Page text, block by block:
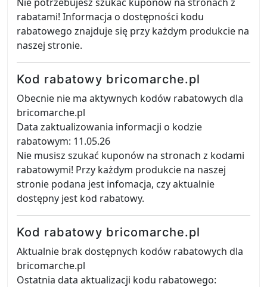
rabatami! Informacja o dostępności kodu
rabatowego znajduje się przy każdym produkcie na
naszej stronie.
Kod rabatowy bricomarche.pl
Obecnie nie ma aktywnych kodów rabatowych dla
bricomarche.pl
Data zaktualizowania informacji o kodzie
rabatowym: 11.05.26
Nie musisz szukać kuponów na stronach z kodami
rabatowymi! Przy każdym produkcie na naszej
stronie podana jest infomacja, czy aktualnie
dostępny jest kod rabatowy.
Kod rabatowy bricomarche.pl
Aktualnie brak dostępnych kodów rabatowych dla
bricomarche.pl
Ostatnia data aktualizacji kodu rabatowego: